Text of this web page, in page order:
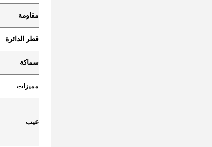
مقاومة
قطر الدائرة
سماكة
مميزات
عيب